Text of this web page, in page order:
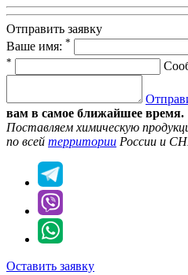
Отправить заявку
Ваше имя: *
*
вам в самое ближайшее время.
Поставляем химическую
по всей территории России и
Оставить заявку